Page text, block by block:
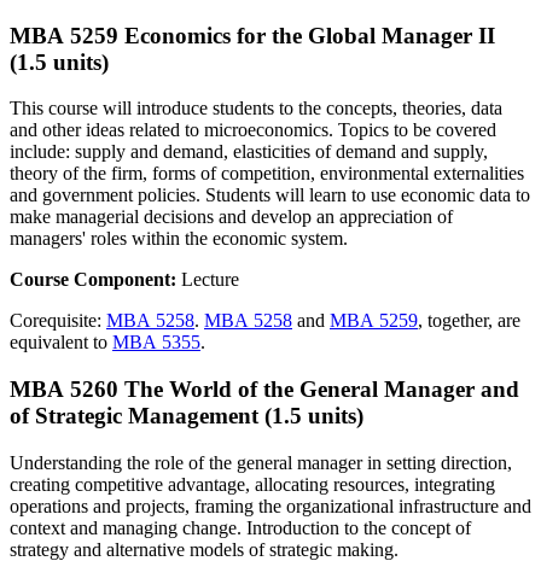
MBA 5259 Economics for the Global Manager II
(1.5 units)
This course will introduce students to the concepts, theories, data
and other ideas related to microeconomics. Topics to be covered
include: supply and demand, elasticities of demand and supply,
theory of the firm, forms of competition, environmental externalities
and government policies. Students will learn to use economic data to
make managerial decisions and develop an appreciation of
managers' roles within the economic system.
Course Component: Lecture
Corequisite: MBA 5258. MBA 5258 and MBA 5259, together, are
equivalent to MBA 5355.
MBA 5260 The World of the General Manager and
of Strategic Management (1.5 units)
Understanding the role of the general manager in setting direction,
creating competitive advantage, allocating resources, integrating
operations and projects, framing the organizational infrastructure and
context and managing change. Introduction to the concept of
strategy and alternative models of strategic making.